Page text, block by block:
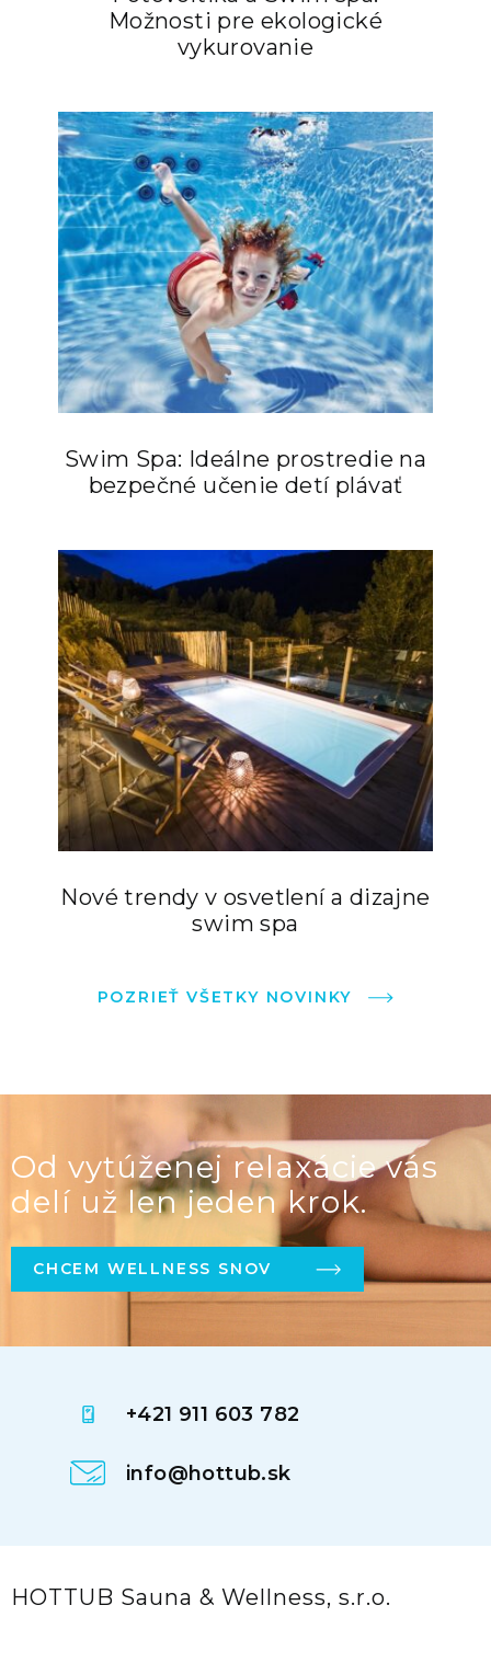
Možnosti pre ekologické
vykurovanie
Swim Spa: Ideálne prostredie na
bezpečné učenie detí plávať
Nové trendy v osvetlení a dizajne
swim spa
POZRIEŤ VŠETKY NOVINKY
Od vytúženej relaxácie vás
delí už len jeden krok.
CHCEM WELLNESS SNOV
+421 911 603 782
info@hottub.sk
HOTTUB Sauna & Wellness, s.r.o.